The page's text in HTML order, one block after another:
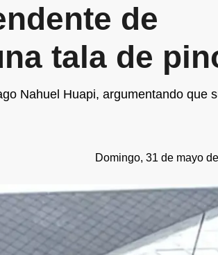
de
tala de
Nahuel Huapi, argumentando que
Domingo, 31 de mayo